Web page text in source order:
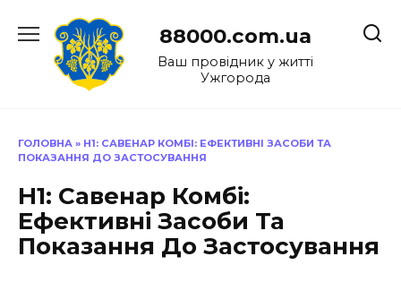
до
88000.com.ua
Ваш провідник у житті
Ужгорода
ГОЛОВНА » H1: САВЕНАР КОМБІ: ЕФЕКТИВНІ ЗАСОБИ ТА
ПОКАЗАННЯ ДО ЗАСТОСУВАННЯ
H1: Савенар Комбі:
Ефективні Засоби Та
Показання До Застосування